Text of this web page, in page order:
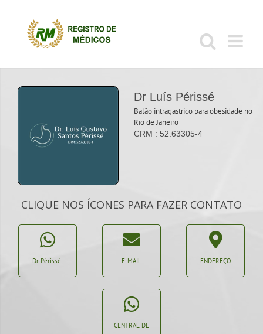
conteúdo
Dr Luís Périssé
Balão intragastrico para obesidade no
Rio de Janeiro
CRM : 52.63305-4
CLIQUE NOS ÍCONES PARA FAZER CONTATO
Dr Périssé: E-MAIL ENDEREÇO
CENTRAL DE